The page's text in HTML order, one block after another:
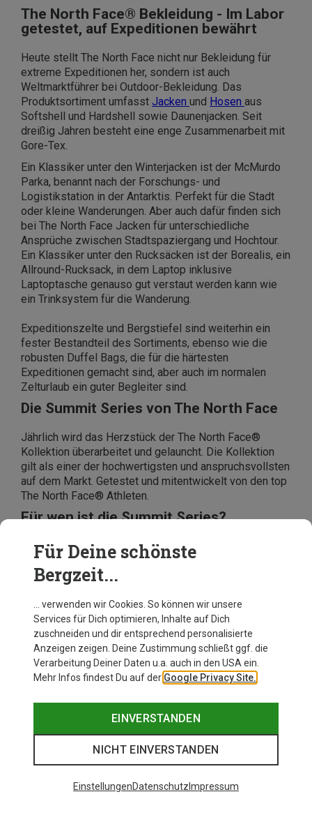
The North Face® Bekleidung - Im Labor
getestet, auf Expeditionen bewährt
Heute stellt The North Face nicht nur Bekleidung für
extreme Expeditionen her, sondern ist auch
Weltmarktführer bei Outdoor-Bekleidung. Das
Produktsortiment umfasst Jacken und Hosen aus
Softshell und Hardshell sowie Daunenjacken. Seit
dreißig Jahren besteht eine enge Zusammenarbeit mit
Gore-Tex.
Ein Klassiker unter den Winterjacken ist der McMurdo
Parka, benannt nach der Forschungs- und
Logistikstation in der Antarktis. Perfekt für die Stadt
oder kleine Wanderungen. Aber auch dafür finden sich
bei The North Face Jacken für unterschiedliche
Ansprüche zwischen Stadtspaziergang und Hochtour.
Ein Klassiker unter den Rucksäcken ist der Borealis, ein
Allround-Rucksack, in dem Laptop inklusive
Laptoptasche genauso gut verstaut werden kann wie
ein Trinksystem für die Wanderung.
Expeditionszelte und Bergstiefel sind weiterhin ein
fester Bestandteil des Sortiments, ebenso wie die
robusten Duffel Bags, die für die härtesten
Expeditionen gemacht sind, aber auch im normalen
Zelturlaub ein guter Begleiter sind.
Die Summit Series von The North Face
Jährlich wird das Herzstück der The North Face®
Kollektion überarbeitet und gelauncht. Die Kollektion
gilt als einer der hochwertigsten und anspruchsvollsten
auf dem Markt. Getestet und mitentwickelt von den top
The North Face® Athleten.
Für wen ist die Summit Series?
DieSummit Series, The North Face’s leistungsstärkste
Kollektion, macht keine Kompromisse. Sie ist speziell
dafür geschaffen, Alpinisten und Kletterer, Trailrunner,
Möglichen zu bringen – und darüber hinaus. Verlass
dich auf ihre Performance, wenn es wirklich darauf
ankommt. Denn dafür wurde sie geschaffen.
Welche Produkte gibt es in der Summit
Series?
und Feuchtigkeitsmanagement
Rückenbereich kombiniert Robustheit mit
Summit L3 - Daunen-Midlayer: Dank seiner Füllung aus
Für Deine schönste
Bergzeit...
… verwenden wir Cookies. So können wir unsere
Services für Dich optimieren, Inhalte auf Dich
zuschneiden und dir entsprechend personalisierte
Anzeigen zeigen. Deine Zustimmung schließt ggf. die
Verarbeitung Deiner Daten u.a. auch in den USA ein.
Mehr Infos findest Du auf der Google Privacy Site.
EINVERSTANDEN
NICHT EINVERSTANDEN
EinstellungenDatenschutz Impressum